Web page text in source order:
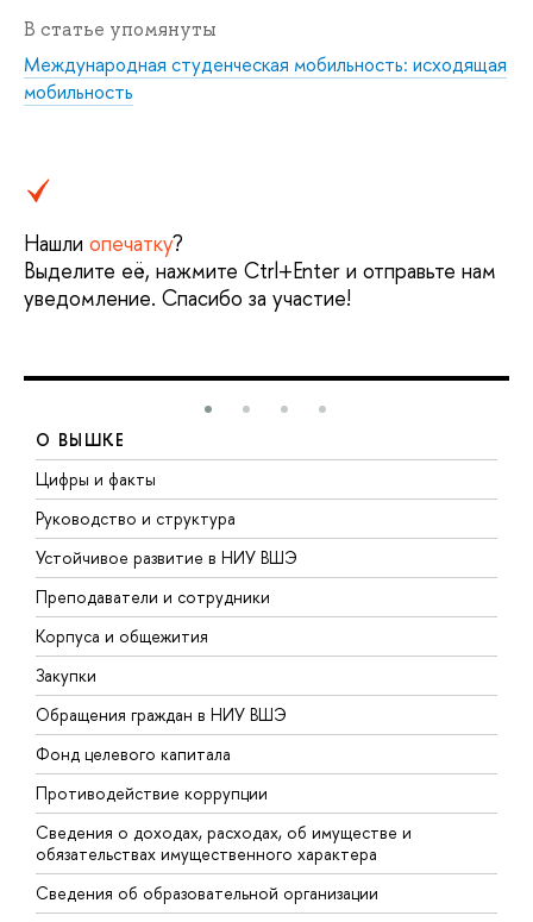
В статье упомянуты
Международная студенческая мобильность: исходящая
мобильность
Нашли опечатку?
Выделите её, нажмите Ctrl+Enter и отправьте нам
уведомление. Спасибо за участие!
О ВЫШКЕ
Цифры и факты
Руководство и структура
Устойчивое развитие в НИУ ВШЭ
Преподаватели и сотрудники
Корпуса и общежития
Закупки
Обращения граждан в НИУ ВШЭ
Фонд целевого капитала
Противодействие коррупции
Сведения о доходах, расходах, об имуществе и
обязательствах имущественного характера
Сведения об образовательной организации